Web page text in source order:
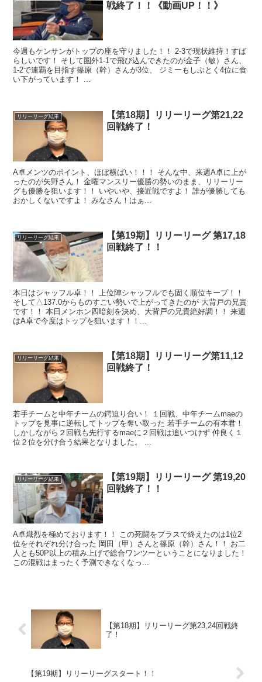
戦終了！！《動画UP！！》
今週もケンサンがトップの座を守りました！！ 2-3で現状維持！すば
らしいです！ そして圏外1-1で飛び込んできたのが金子（敏）さん、
1-2で連覇を目指す篠原（幹）さんが3位、 ジミーもしぶとく4位に食
い下がっています！ ...
リリーリーグ結果
【第18期】リリーリーグ第21,22
回戦終了！
A卓メンツのポイント、ほぼ横ばい！！！ そんな中、来週A卓に上が
ったのが矢野さん！ 金曜マンスリー優勝の勢いのまま、リリーリー
グも優勝を狙います！！ いやいや、接近戦ですよ！ 誰が優勝しても
おかしくないですよ！ みなさん！はぁ...
リリーリーグ結果
【第19期】リリーリーグ 第17,18
回戦終了！！
本日はシャッフル卓！！ 上位陣シャッフルでも固く順位キープ！！
そして△137.0からものすごい勢いで上がってきたのが 大背戸の兄貴
です！！ 本日メンホン四暗刻を決め、大背戸の兄貴絶好調！！ 来週
はA卓で今度はトップを狙います！！...
リリーリーグ結果
【第18期】リリーリーグ第11,12
回戦終了！
若手チームと中年チームの鍔迫り合い！ １回戦、中年チームmaeの
トップを見事に逆転してトップを奪い取った 若手チームの有本君！
しかしながら２回戦も先行するmaeに２回戦は追いつけず 仲良く１
位２位を分け合う結果となりました。 ...
リリーリーグ結果
【第19期】リリーリーグ 第19,20
回戦終了！！
A卓熾烈を極めております！！ この死闘をプラスで終えたのは1位2
位をそれぞれ分け合った 岡田（甲）さんと篠原（幹）さん！！ お二
人とも50P以上の積み上げで総合ワンツーということになりました！
この混戦はまったく予測できなくなっ...
【第18期】リリーリーグ第23,24回戦終
了！
【第19期】リリーリーグスタート！！